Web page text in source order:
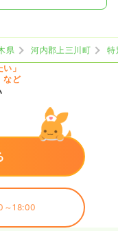
県 河内郡上三川町
特
」
など
～18:00